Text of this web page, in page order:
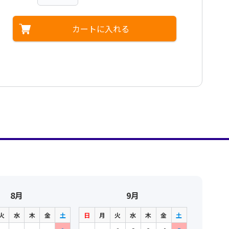
カートに入れる
8月
水 木 金
土
9月
日 月 火 水 木 金
土